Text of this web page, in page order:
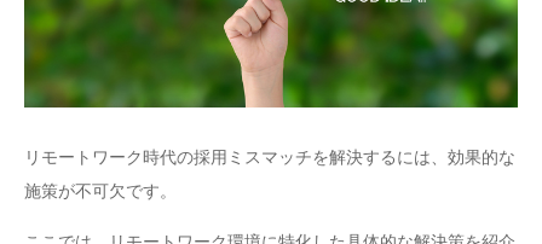
リモートワーク時代の採用ミスマッチを解決するには、効果的な
施策が不可欠です。